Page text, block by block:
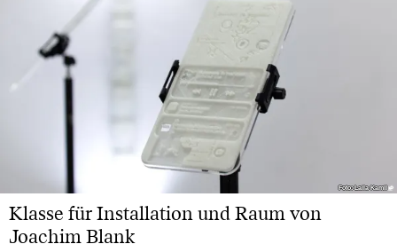
Foto: Laila Kamil
Foto: Laila Kamil
Klasse für Installation und Raum von
Joachim Blank